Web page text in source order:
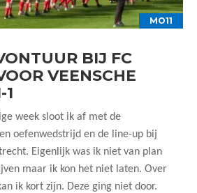
MO11
BIJ FC
VEENSCHE
1
week sloot ik af met de
oefenwedstrijd en de line-up bij
Eigenlijk was ik niet van plan
maar ik kon het niet laten. Over
ik kort zijn. Deze ging niet door.